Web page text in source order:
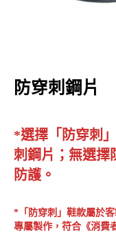
防穿刺鋼片
*選擇「防穿刺
刺鋼片；無選擇
防護。
*「防穿刺」鞋款屬於
專屬製作，符合《消費